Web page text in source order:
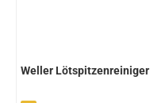
Weller Lötspitzenreiniger